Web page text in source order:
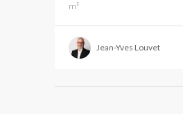
m²
Jean-Yves Louvet